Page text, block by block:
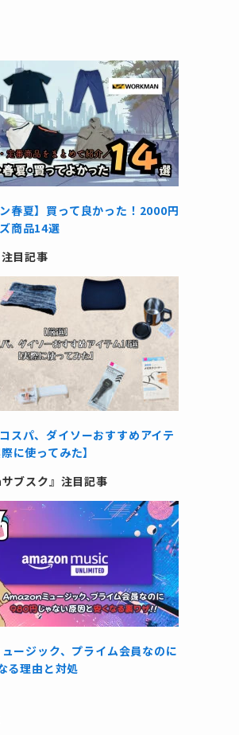
ン春夏】買って良かった！2000円
商品14選
目記事
コスパ、ダイソーおすすめアイテ
に使ってみた】
ブスク』注目記事
ージック、プライム会員なのに
る理由と対処